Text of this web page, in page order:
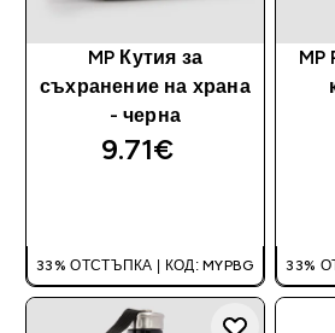
MP Кутия за
съхранение на храна
- черна
9.71€‎
33% ОТСТЪПКА | КОД: MYPBG
MP
33%